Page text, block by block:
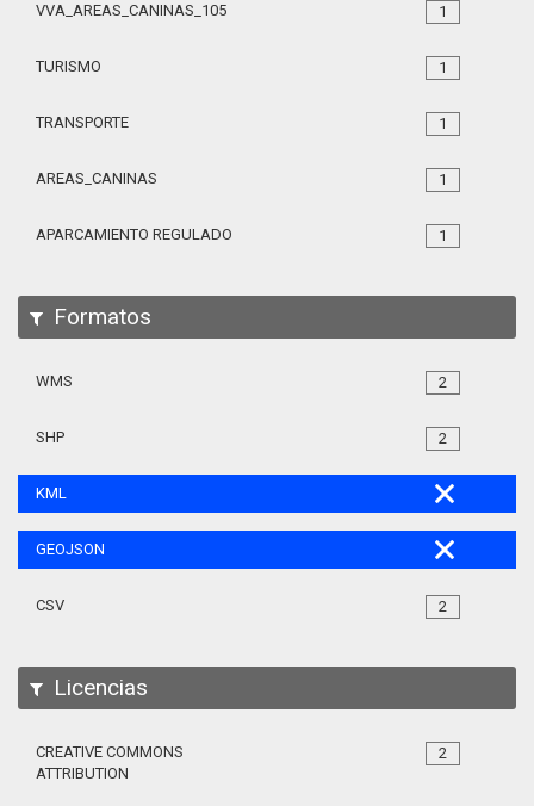
1
VVA_AREAS_CANINAS_105
1
TURISMO
1
TRANSPORTE
1
AREAS_CANINAS
1
APARCAMIENTO REGULADO
Formatos
2
WMS
2
SHP
KML
GEOJSON
2
CSV
Licencias
2
CREATIVE COMMONS
ATTRIBUTION